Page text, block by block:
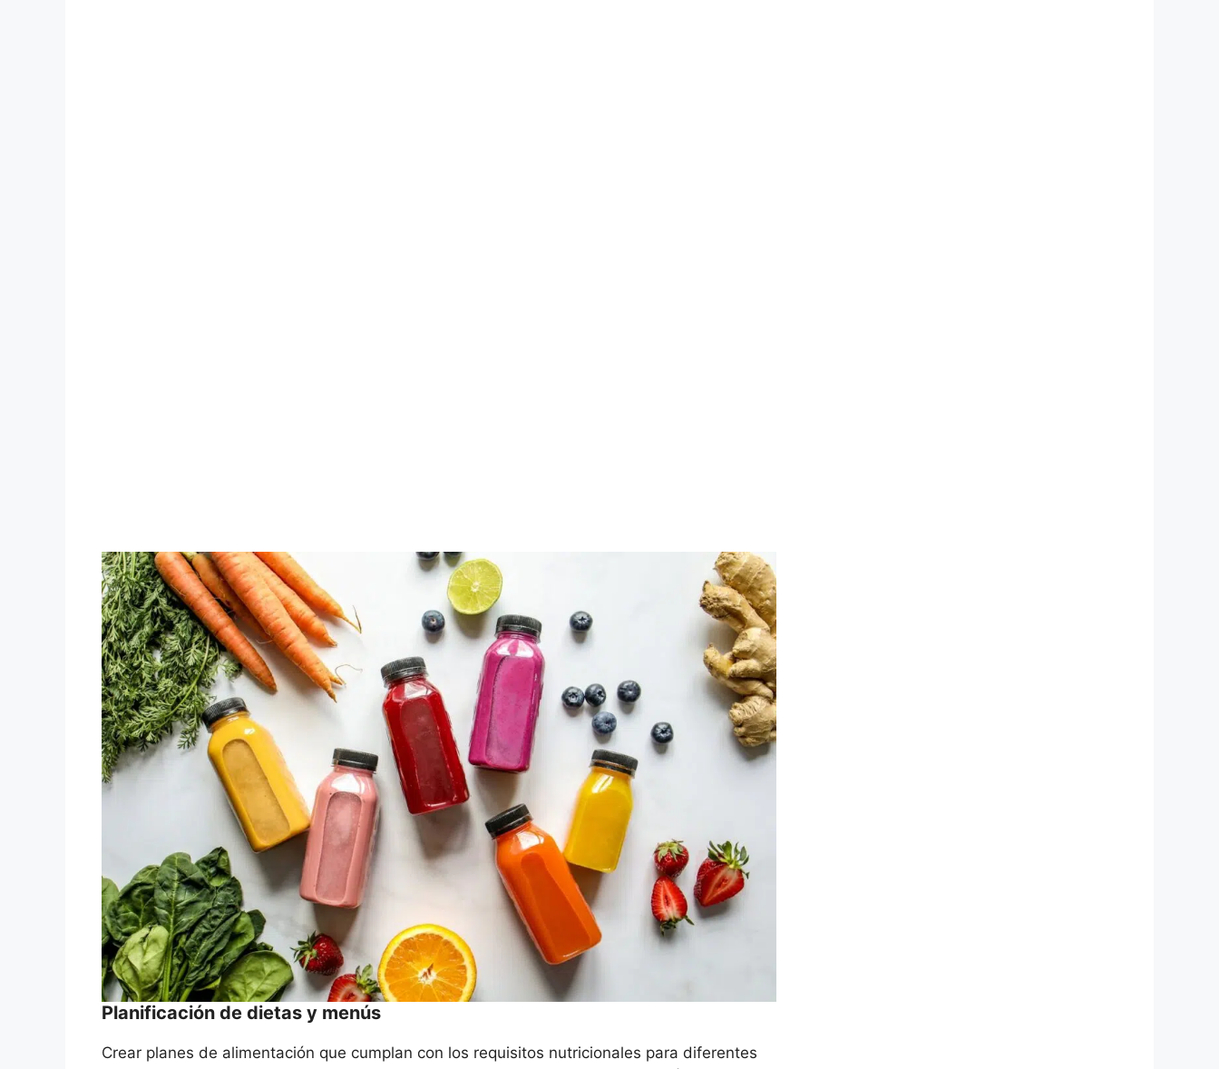
Planificación de dietas y menús
Crear planes de alimentación que cumplan con los requisitos nutricionales para diferentes